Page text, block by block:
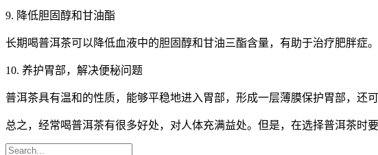
9. 降低胆固醇和甘油酯
长期喝普洱茶可以降低血液中的胆固醇和甘油三酯含量，有助于治疗肥胖症。
10. 养护胃部，解决便秘问题
普洱茶具有温和的性质，能够平稳地进入胃部，形成一层薄膜保护胃部，还
总之，经常喝普洱茶有很多好处，对人体充满益处。但是，在选择普洱茶时